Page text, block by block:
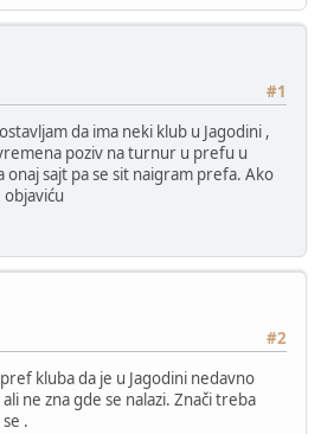
#1
da ima neki klub u Jagodini ,
poziv na turnur u prefu u
onaj sajt pa se sit naigram prefa. Ako
#2
kluba da je u Jagodini nedavno
ne zna gde se nalazi. Znači treba
.